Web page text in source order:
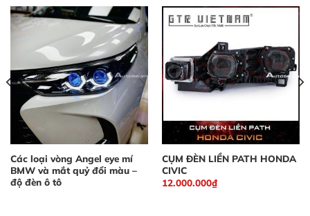
Các loại vòng Angel eye mí
BMW và mắt quỷ đổi màu –
độ đèn ô tô
CỤM ĐÈN LIỀN PATH HONDA
CIVIC
12.000.000₫